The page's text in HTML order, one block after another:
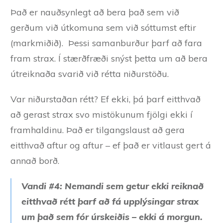
Það er nauðsynlegt að bera það sem við
gerðum við útkomuna sem við sóttumst eftir
(markmiðið). Þessi samanburður þarf að fara
fram strax. Í stærðfræði snýst þetta um að bera
útreiknaða svarið við rétta niðurstöðu.
Var niðurstaðan rétt? Ef ekki, þá þarf eitthvað
að gerast strax svo mistökunum fjölgi ekki í
framhaldinu. Það er tilgangslaust að gera
eitthvað aftur og aftur – ef það er vitlaust gert á
annað borð.
Vandi #4: Nemandi sem getur ekki reiknað
eitthvað rétt þarf að fá upplýsingar strax
um það sem fór úrskeiðis – ekki á morgun.